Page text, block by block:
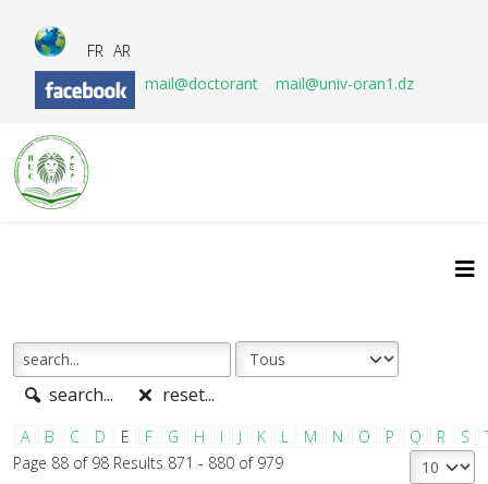
FR AR
mail@doctorant
mail@univ-oran1.dz
search... reset...
A B C D E F G H I J K L M N O P Q R S
Page 88 of 98 Results 871 - 880 of 979